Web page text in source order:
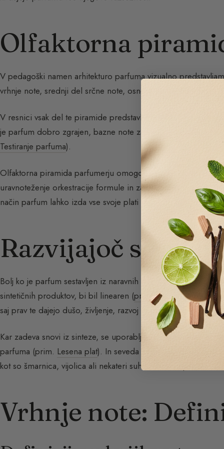
Olfaktorna
V pedagoški namen arhitekturo parfuma vizualno
vrhnje note, srednji del srčne note, osnova pa bazne note.
V resnici vsak del te piramide predstavlja note, ki se
je parfum dobro zgrajen, bazne note zaznati že od vsega
Testiranje parfuma).
Olfaktorna piramida parfumerju omogoča arhitekturiranje
uravnoteženje orkestracije formule in za zagotovitev
način parfum lahko izda vse svoje plati in dišava oživi ( prim.
Razvijajoč se ali
Bolj ko je parfum sestavljen iz naravnih not, bolj je živ in
sintetičnih produktov, bi bil linearen (prim. Kako shraniti
saj prav te dajejo dušo, življenje, razvoj in presenečenje v
Kar zadeva snovi iz sinteze, se uporabljajo za zagotavljanje
parfuma (prim. Lesena plat). In seveda se jim parfumer
kot so šmarnica, vijolica ali nekateri suhi sadeži na primer.
Vrhnje note: